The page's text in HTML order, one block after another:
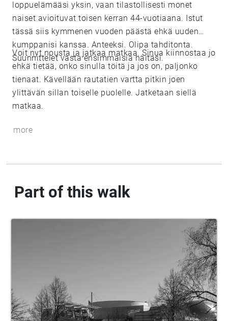
loppuelämääsi yksin, vaan tilastollisesti monet
naiset avioituvat toisen kerran 44-vuotiaana. Istut
tässä siis kymmenen vuoden päästä ehkä uuden
kumppanisi kanssa. Anteeksi. Olipa tahditonta.
Suunnittelet vasta ensimmäisiä häitäsi.
Voit nyt nousta ja jatkaa matkaa. Sinua kiinnostaa jo
ehkä tietää, onko sinulla töitä ja jos on, paljonko
tienaat. Kävellään rautatien vartta pitkin joen
ylittävän sillan toiselle puolelle. Jatketaan siellä
matkaa.
more
Part of this walk